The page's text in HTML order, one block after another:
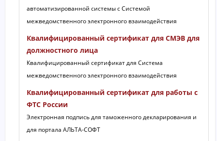
автоматизированной системы с Системой
межведомственного электронного взаимодействия
Квалифицированный сертификат для СМЭВ для
должностного лица
Квалифицированный сертификат для Система
межведомственного электронного взаимодействия
Квалифицированный сертификат для работы с
ФТС России
Электронная подпись для таможенного декларирования и
для портала АЛЬТА-СОФТ